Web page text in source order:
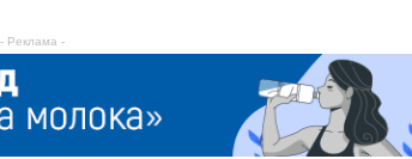
- Реклама -